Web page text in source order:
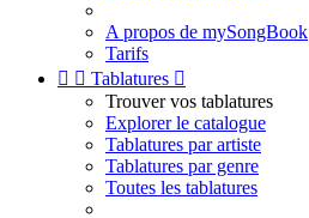
A propos de mySongBook
Tarifs
  Tablatures 
Trouver vos tablatures
Explorer le catalogue
Tablatures par artiste
Tablatures par genre
Toutes les tablatures